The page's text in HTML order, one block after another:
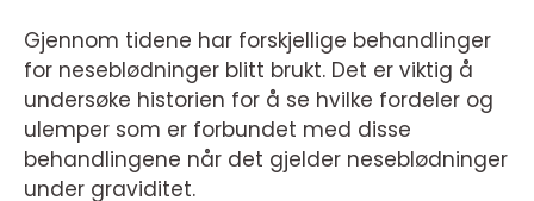
Gjennom tidene har forskjellige behandlinger
for neseblødninger blitt brukt. Det er viktig å
undersøke historien for å se hvilke fordeler og
ulemper som er forbundet med disse
behandlingene når det gjelder neseblødninger
under graviditet.